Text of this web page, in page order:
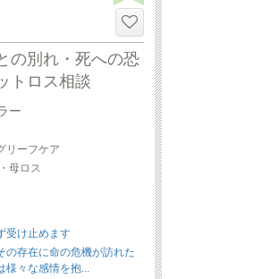
の別れ・死への恐
トロス相談
ー
リーフケア
母ロス
受け止めます
の存在に命の危機が訪れた
様々な感情を抱...